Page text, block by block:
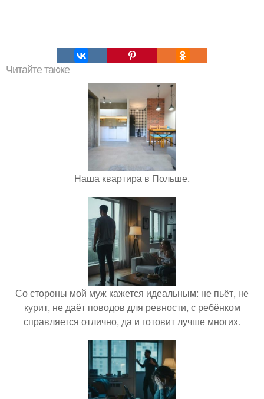
Читайте также
Наша квартира в Польше.
Со стороны мой муж кажется идеальным: не пьёт, не
курит, не даёт поводов для ревности, с ребёнком
справляется отлично, да и готовит лучше многих.